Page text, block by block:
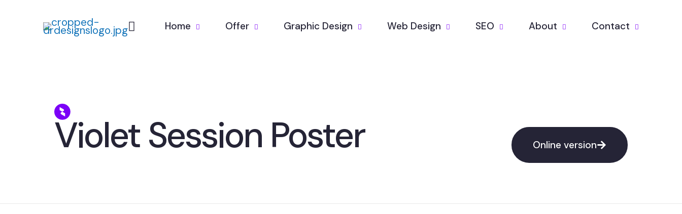
Home Offer Graphic Design Web Design SEO About Contact
Violet Session Poster Online version